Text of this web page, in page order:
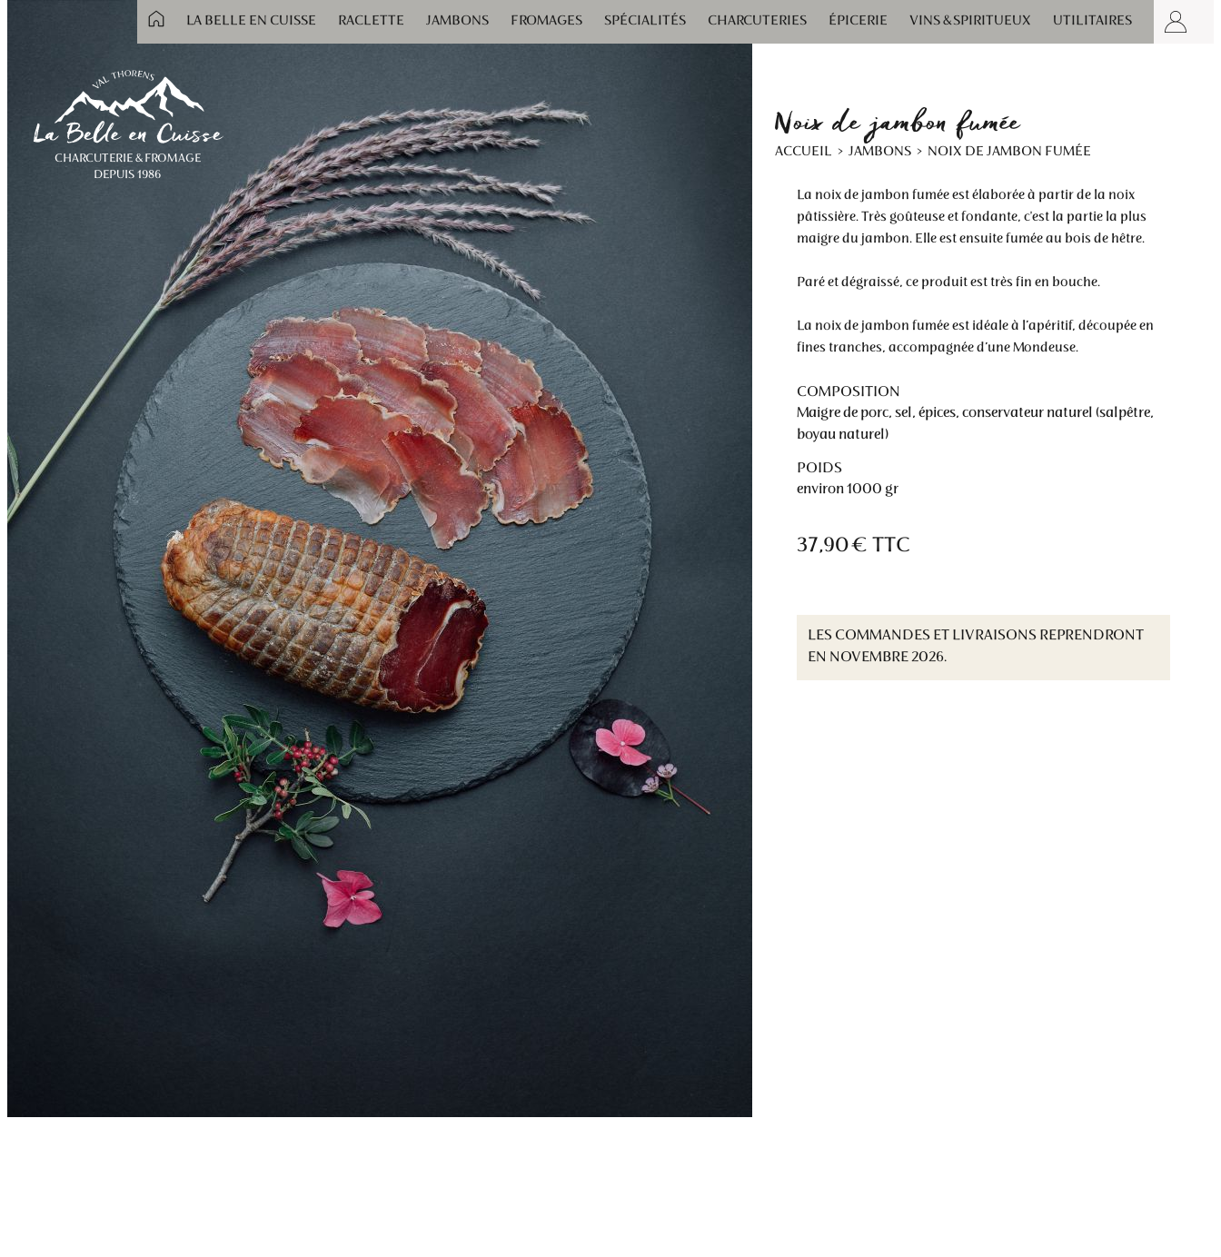
LA BELLE EN CUISSE
CHARCUTERIE & FROMAGE
DEPUIS 1986
ACCUEIL
LA BELLE EN CUISSE RACLETTE JAMBONS FROMAGES SPÉCIALITÉS CHARCUTERIES ÉPICERIE VINS & SPIRITUEUX UTILITAIRES
Noix de jambon fumée
ACCUEIL JAMBONS NOIX DE JAMBON FUMÉE
La noix de jambon fumée est élaborée à partir de la noix
pâtissière. Très goûteuse et fondante, c'est la partie la plus
maigre du jambon. Elle est ensuite fumée au bois de hêtre.
Paré et dégraissé, ce produit est très fin en bouche.
La noix de jambon fumée est idéale à l’apéritif, découpée en
fines tranches, accompagnée d’une Mondeuse.
COMPOSITION
Maigre de porc, sel, épices, conservateur naturel (salpêtre,
boyau naturel)
POIDS
environ 1000 gr
37,90 €TTC
LES COMMANDES ET LIVRAISONS REPRENDRONT
EN NOVEMBRE 2026.